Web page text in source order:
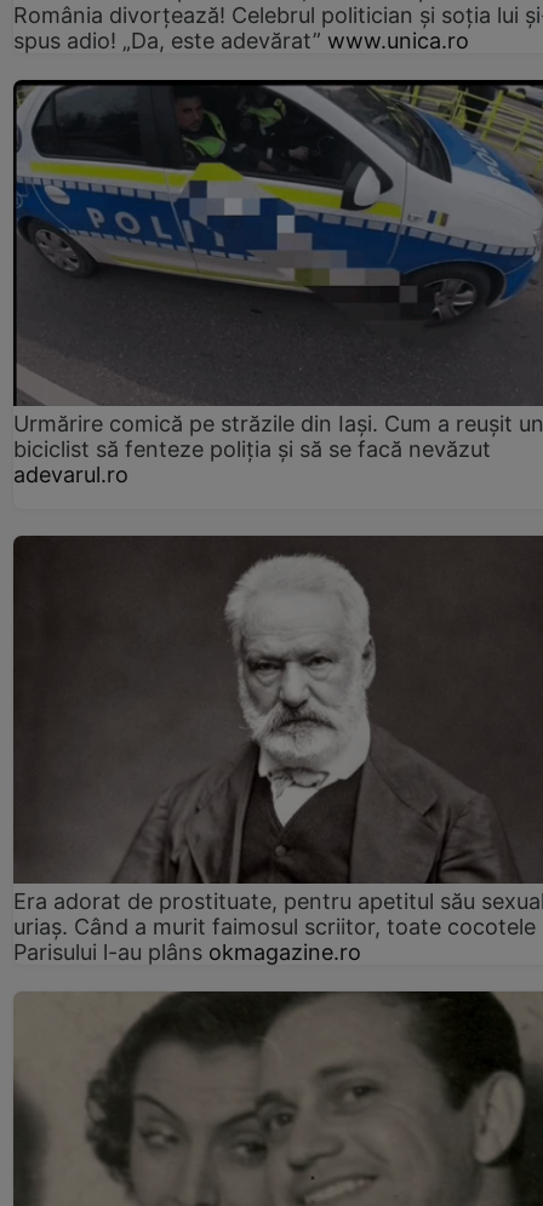
România divorțează! Celebrul politician și soția lui
spus adio! „Da, este adevărat” www.unica.ro
Urmărire comică pe străzile din Iași. Cum a reușit un
biciclist să fenteze poliția și să se facă nevăzut
adevarul.ro
Era adorat de prostituate, pentru apetitul său
uriaș. Când a murit faimosul scriitor, toate cocotele
Parisului l-au plâns okmagazine.ro